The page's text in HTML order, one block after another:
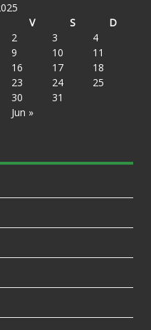
V S D
Jun »
2 3
4
9 10
11
16 17
18
23 24
25
30 31